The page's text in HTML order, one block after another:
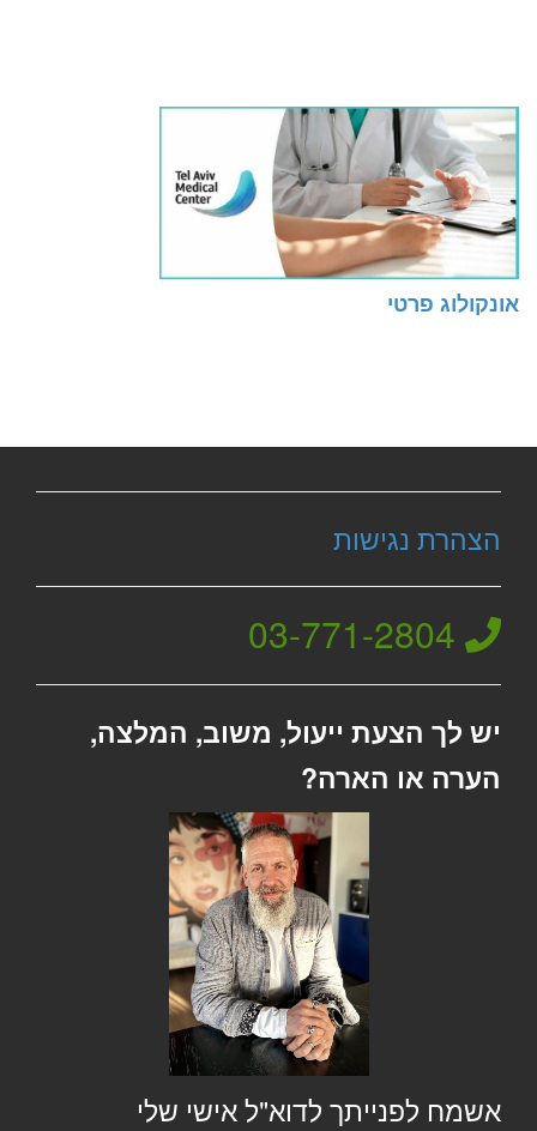
אונקולוג פרטי
הצהרת נגישות
03-771-2804
יש לך הצעת ייעול, משוב, המלצה,
הערה או הארה?
אשמח לפנייתך לדוא"ל אישי שלי